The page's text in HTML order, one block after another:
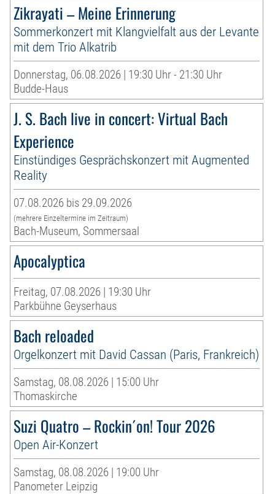
Zikrayati – Meine Erinnerung
Sommerkonzert mit Klangvielfalt aus der Levante
mit dem Trio Alkatrib
Donnerstag, 06.08.2026 | 19:30 Uhr - 21:30 Uhr
Budde-Haus
J. S. Bach live in concert: Virtual Bach
Experience
Einstündiges Gesprächskonzert mit Augmented
Reality
07.08.2026 bis 29.09.2026
(mehrere Einzeltermine im Zeitraum)
Bach-Museum, Sommersaal
Apocalyptica
Freitag, 07.08.2026 | 19:30 Uhr
Parkbühne Geyserhaus
Bach reloaded
Orgelkonzert mit David Cassan (Paris, Frankreich)
Samstag, 08.08.2026 | 15:00 Uhr
Thomaskirche
Suzi Quatro – Rockin´on! Tour 2026
Open Air-Konzert
Samstag, 08.08.2026 | 19:00 Uhr
Panometer Leipzig